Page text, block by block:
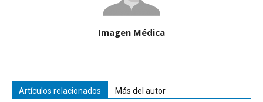
Imagen Médica
Artículos relacionados Más del autor